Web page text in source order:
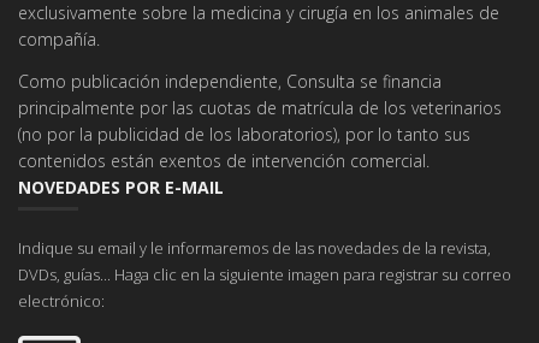
exclusivamente sobre la medicina y cirugía en los animales de
compañía.
Como publicación independiente, Consulta se financia
principalmente por las cuotas de matrícula de los veterinarios
(no por la publicidad de los laboratorios), por lo tanto sus
contenidos están exentos de intervención comercial.
NOVEDADES POR E-MAIL
Indique su email y le informaremos de las novedades de la revista,
DVDs, guías... Haga clic en la siguiente imagen para registrar su correo
electrónico: